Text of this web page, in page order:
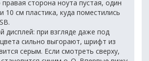
сторона ноута пустая, один
10 см пластика, куда поместились
дисплей: при взгляде даже под
сильно выгорают, шрифт из
серым. Если смотреть сверху,